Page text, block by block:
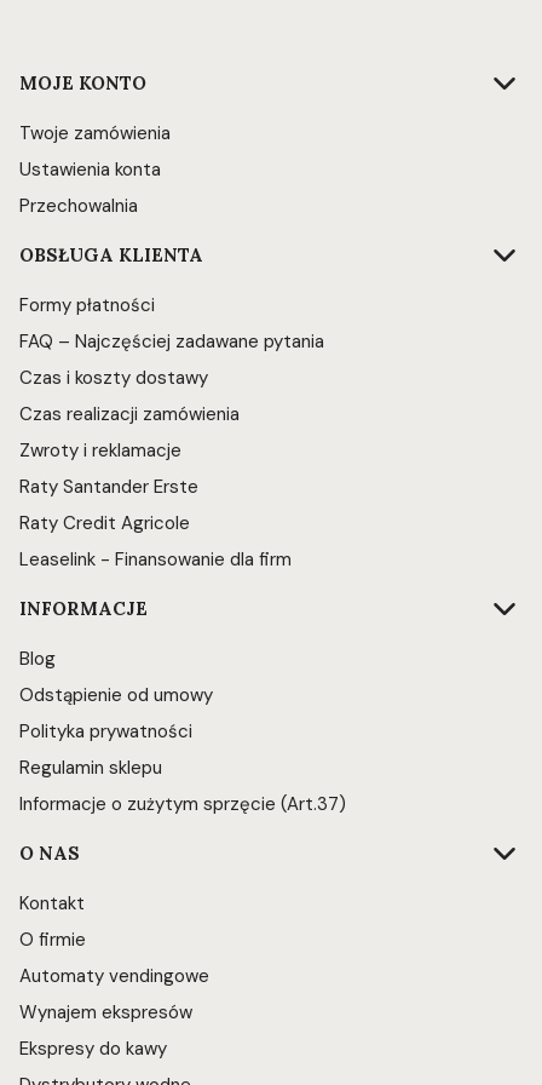
Linki w stopce
MOJE KONTO
Twoje zamówienia
Ustawienia konta
Przechowalnia
OBSŁUGA KLIENTA
Formy płatności
FAQ – Najczęściej zadawane pytania
Czas i koszty dostawy
Czas realizacji zamówienia
Zwroty i reklamacje
Raty Santander Erste
Raty Credit Agricole
Leaselink - Finansowanie dla firm
INFORMACJE
Blog
Odstąpienie od umowy
Polityka prywatności
Regulamin sklepu
Informacje o zużytym sprzęcie (Art.37)
O NAS
Kontakt
O firmie
Automaty vendingowe
Wynajem ekspresów
Ekspresy do kawy